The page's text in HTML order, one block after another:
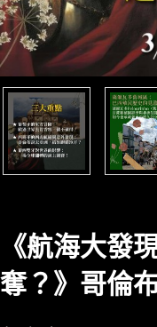
《航海大發
奪？》哥倫